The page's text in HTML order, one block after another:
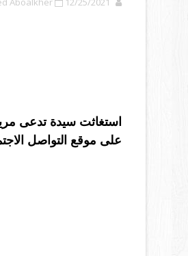
على موقع التواصل